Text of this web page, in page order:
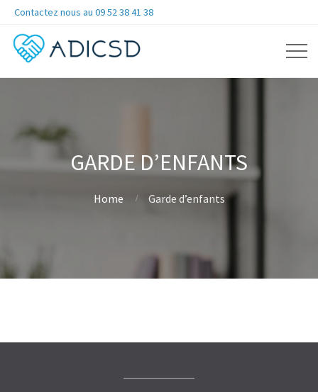
Contactez nous au 09 52 38 41 38
GARDE D’ENFANTS
Home Garde d’enfants